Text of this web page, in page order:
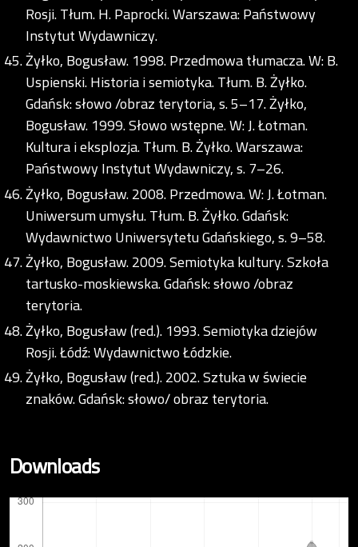
Rosji. Tłum. H. Paprocki. Warszawa: Państwowy
Instytut Wydawniczy.
Żyłko, Bogusław. 1998. Przedmowa tłumacza. W: B.
Uspienski. Historia i semiotyka. Tłum. B. Żyłko.
Gdańsk: słowo /obraz terytoria, s. 5–17. Żyłko,
Bogusław. 1999. Słowo wstępne. W: J. Łotman.
Kultura i eksplozja. Tłum. B. Żyłko. Warszawa:
Państwowy Instytut Wydawniczy, s. 7–26.
Żyłko, Bogusław. 2008. Przedmowa. W: J. Łotman.
Uniwersum umysłu. Tłum. B. Żyłko. Gdańsk:
Wydawnictwo Uniwersytetu Gdańskiego, s. 9–58.
Żyłko, Bogusław. 2009. Semiotyka kultury. Szkoła
tartusko-moskiewska. Gdańsk: słowo /obraz
terytoria.
Żyłko, Bogusław (red.). 1993. Semiotyka dziejów
Rosji. Łódź: Wydawnictwo Łódzkie.
Żyłko, Bogusław (red.). 2002. Sztuka w świecie
znaków. Gdańsk: słowo/ obraz terytoria.
Downloads